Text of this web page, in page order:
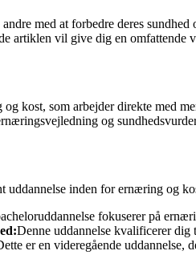
med at forbedre deres
artiklen vil give dig en
kost, som arbejder direkte med
og
inden for ernæring og
fokuserer på
Denne uddannelse kvalificerer
er en videregående uddannelse,